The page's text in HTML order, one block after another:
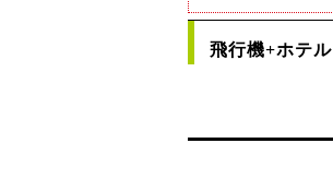
飛行機+ホテル